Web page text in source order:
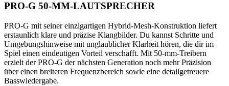
PRO-G 50-MM-LAUTSPRECHER
PRO-G mit seiner einzigartigen Hybrid-Mesh-Konstruktion liefert
erstaunlich klare und präzise Klangbilder. Du kannst Schritte und
Umgebungshinweise mit unglaublicher Klarheit hören, die dir im
Spiel einen eindeutigen Vorteil verschafft. Mit 50-mm-Treibern
erzielt der PRO-G der nächsten Generation noch mehr Präzision
über einen breiteren Frequenzbereich sowie eine detailgetreuere
Basswiedergabe.